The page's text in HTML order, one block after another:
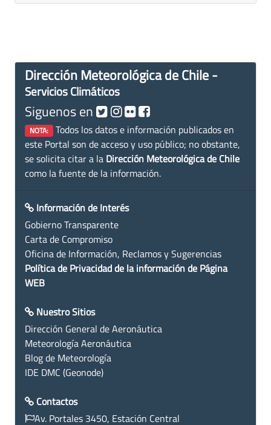
Dirección Meteorológica de Chile -
Servicios Climáticos
Siguenos en
NOTA: Todos los datos e información publicados en
este Portal son de acceso y uso público; no obstante,
se solicita citar a la Dirección Meteorológica de Chile
como la fuente de la información.
Información de Interés
Gobierno Transparente
Carta de Compromiso
Oficina de Información, Reclamos y Sugerencias
Política de Privacidad de la información de Página
WEB
Nuestro Sitios
Dirección General de Aeronáutica
Meteorología Aeronáutica
Blog de Meteorología
IDE DMC (Geonode)
Contactos
Av. Portales 3450, Estación Central